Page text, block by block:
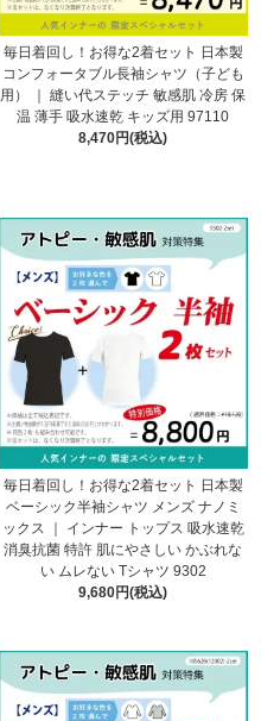
毎日着回し！お得な2着セット 日本製
コンフォータブル長袖シャツ（子ども
用） ｜ 縫い代ステッチ 敏感肌 冷房 保
温 薄手 吸水速乾 キッズ用 97110
8,470円(税込)
毎日着回し！お得な2着セット 日本製
ベーシック半袖シャツ メンズ ナノミ
ックス ｜ インナー トップス 吸水速乾
消臭抗菌 特許 肌にやさしい かぶれな
い ムレない Tシャツ 9302
9,680円(税込)